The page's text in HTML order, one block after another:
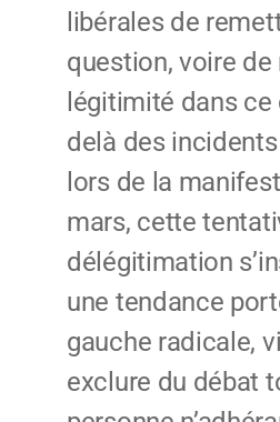
libérales de
question, voire de
légitimité dans
delà des
lors de la
mars, cette
délégitimation
une tendance
gauche radicale,
exclure du débat